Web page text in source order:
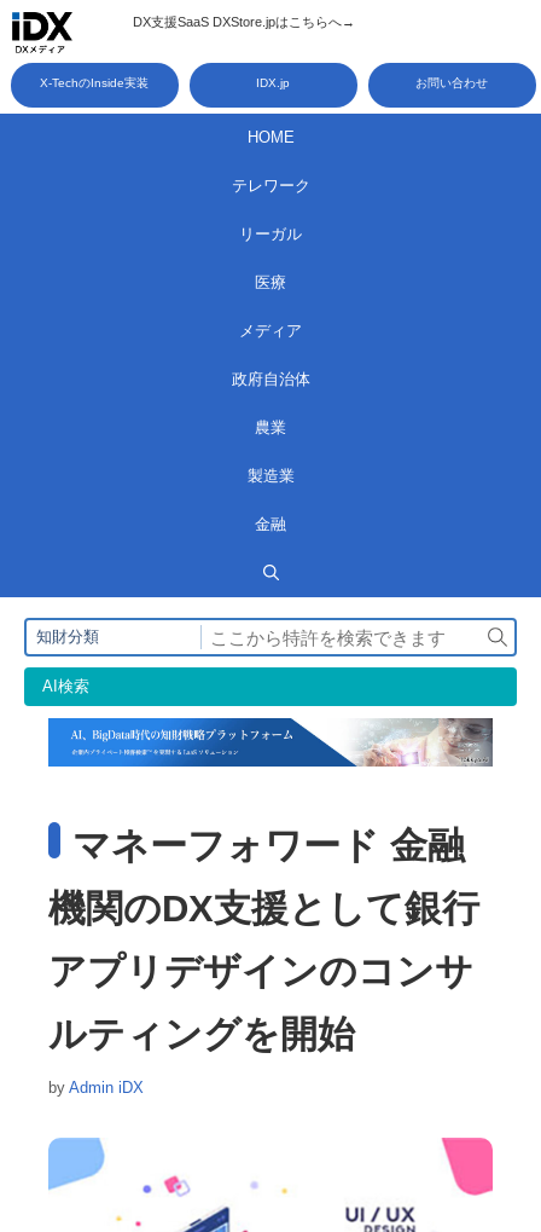
コ
ン
テ
DX支援SaaS DXStore.jpはこちらへ→​
X-TechのInside実装 IDX.jp お問い合わせ
HOME
テレワーク
リーガル
医療
メディア
政府自治体
農業
製造業
金融
知財分類
検
索
AI検索
マネーフォワード 金融
機関のDX支援として銀行
アプリデザインのコンサ
ルティングを開始
by Admin iDX